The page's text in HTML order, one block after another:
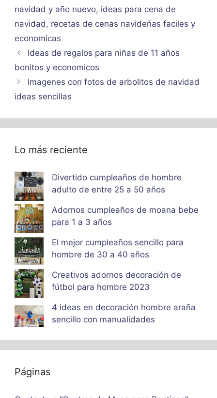
navidad y año nuevo, ideas para cena de
navidad , recetas de cenas navideñas faciles y
economicas
Ideas de regalos para niñas de 11 años
bonitos y economicos
Imagenes con fotos de arbolitos de navidad
ideas sencillas
Lo más reciente
Divertido cumpleaños de hombre
adulto de entre 25 a 50 años
Adornos cumpleaños de moana bebe
para 1 a 3 años
El mejor cumpleaños sencillo para
hombre de 30 a 40 años
Creativos adornos decoración de
fútbol para hombre 2023
4 ideas en decoración hombre araña
sencillo con manualidades
Páginas